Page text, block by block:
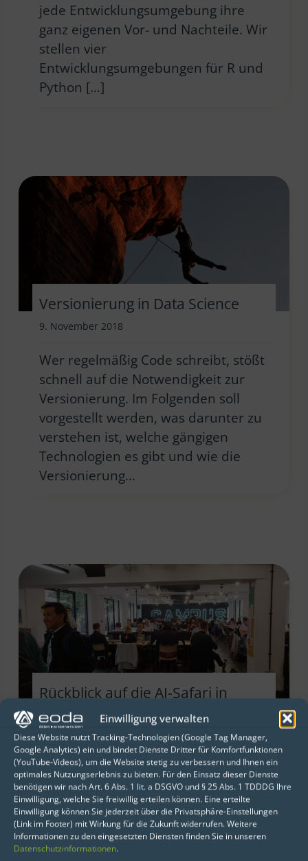
Einwilligung verwalten
Diese Website nutzt Tracking-Technologien (Google Tag Manager,
Google Analytics) ein und bindet Dienste Dritter für Komfortfunktionen
(YouTube-Videos), um die Website stetig zu verbessern und Ihnen ein
optimales Nutzungserlebnis zu bieten. Für den Einsatz dieser Dienste
benötigen wir nach Art. 6 Abs. 1 lit. a DSGVO und § 25 Abs. 1 TDDDG Ihre
Einwilligung, welche Sie freiwillig erteilen können. Eine erteilte
Einwilligung können Sie jederzeit über die Privatsphäre-Einstellungen
(Link im Footer) mit Wirkung für die Zukunft widerrufen. Weitere
Informationen zu den eingesetzten Diensten finden Sie in unseren
Datenschutzinformationen.
jede Entwicklungsumgebung ihre
ganz eigenen Vor- und Nachteile. Wir
stellen vier
Entwicklungsumgebungen für R und
Python […]
Versionierung in Data Science
9. November 2018
Wer regelmäßig Code schreibt, stößt
schnell auf die Notwendigkeit zur
Versionierung. Im Folgenden soll
vorgestellt werden, was darunter zu
verstehen ist, welche gängigen
Technologien es gibt und wie die
Versionierung…
Rückblick auf die AI-Safari in
London
30. Oktober 2018
Auf Einladung der Hessen Trade &
Invest GmbH und des Enterprise
Europe Network habe ich mich
stellvertretend für eoda Anfang
Oktober auf den Weg zu einer